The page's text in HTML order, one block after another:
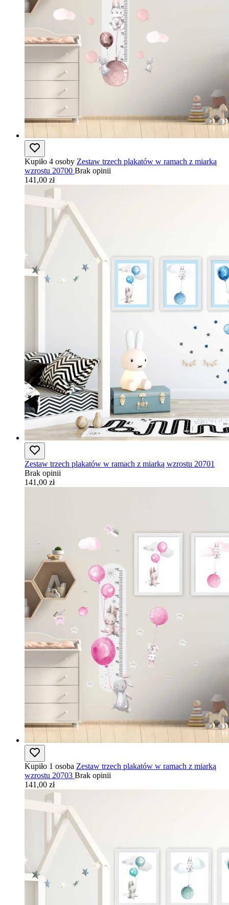
Kupiło 4 osoby Zestaw trzech plakatów w ramach z miarką
wzrostu 20700 Brak opinii
141,00 zł
Zestaw trzech plakatów w ramach z miarką wzrostu 20701
Brak opinii
141,00 zł
Kupiło 1 osoba Zestaw trzech plakatów w ramach z miarką
wzrostu 20703 Brak opinii
141,00 zł